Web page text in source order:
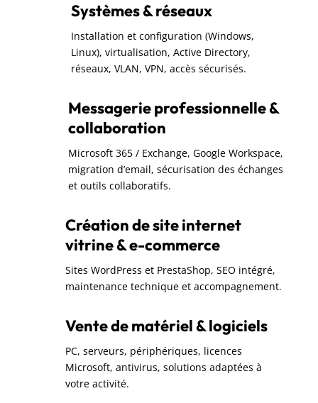
Systèmes & réseaux
Installation et configuration (Windows,
Linux), virtualisation, Active Directory,
réseaux, VLAN, VPN, accès sécurisés.
Messagerie professionnelle &
collaboration
Microsoft 365 / Exchange, Google Workspace,
migration d’email, sécurisation des échanges
et outils collaboratifs.
Création de site internet
vitrine & e-commerce
Sites WordPress et PrestaShop, SEO intégré,
maintenance technique et accompagnement.
Vente de matériel & logiciels
PC, serveurs, périphériques, licences
Microsoft, antivirus, solutions adaptées à
votre activité.